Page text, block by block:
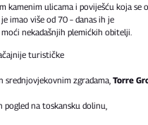
ulicama i poviješću koja se
je imao više od 70 – danas ih je
nekadašnjih plemićkih obitelji.
turističke
zgradama, Torre
pogled na toskansku dolinu,